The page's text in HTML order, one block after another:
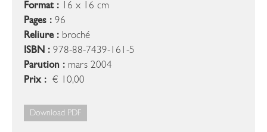
Format : 16 x 16 cm
Pages : 96
Reliure : broché
ISBN : 978-88-7439-161-5
Parution : mars 2004
Prix : € 10,00
Download PDF